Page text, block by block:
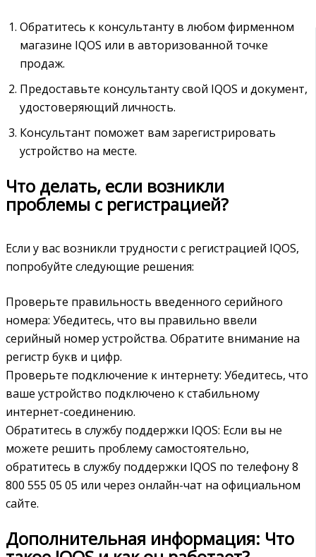
Обратитесь к консультанту в любом фирменном
магазине IQOS или в авторизованной точке
продаж.
Предоставьте консультанту свой IQOS и документ,
удостоверяющий личность.
Консультант поможет вам зарегистрировать
устройство на месте.
Что делать, если возникли
проблемы с регистрацией?
Если у вас возникли трудности с регистрацией IQOS,
попробуйте следующие решения:
Проверьте правильность введенного серийного
номера: Убедитесь, что вы правильно ввели
серийный номер устройства. Обратите внимание на
регистр букв и цифр.
Проверьте подключение к интернету: Убедитесь, что
ваше устройство подключено к стабильному
интернет-соединению.
Обратитесь в службу поддержки IQOS: Если вы не
можете решить проблему самостоятельно,
обратитесь в службу поддержки IQOS по телефону 8
800 555 05 05 или через онлайн-чат на официальном
сайте.
Дополнительная информация: Что